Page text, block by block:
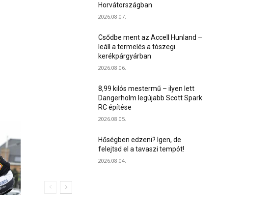
Horvátországban
2026.08.07.
Csődbe ment az Accell Hunland –
leáll a termelés a tószegi
kerékpárgyárban
2026.08.06.
8,99 kilós mestermű – ilyen lett
Dangerholm legújabb Scott Spark
RC építése
2026.08.05.
Hőségben edzeni? Igen, de
felejtsd el a tavaszi tempót!
2026.08.04.